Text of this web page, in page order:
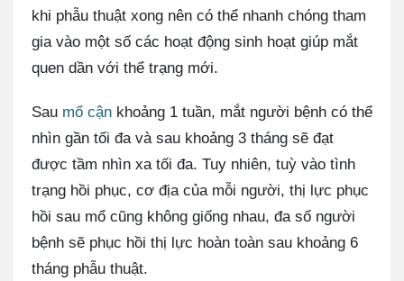
khi phẫu thuật xong nên có thể nhanh chóng tham
gia vào một số các hoạt động sinh hoạt giúp mắt
quen dần với thể trạng mới.
Sau mổ cận khoảng 1 tuần, mắt người bệnh có thể
nhìn gần tối đa và sau khoảng 3 tháng sẽ đạt
được tầm nhìn xa tối đa. Tuy nhiên, tuỳ vào tình
trạng hồi phục, cơ địa của mỗi người, thị lực phục
hồi sau mổ cũng không giống nhau, đa số người
bệnh sẽ phục hồi thị lực hoàn toàn sau khoảng 6
tháng phẫu thuật.